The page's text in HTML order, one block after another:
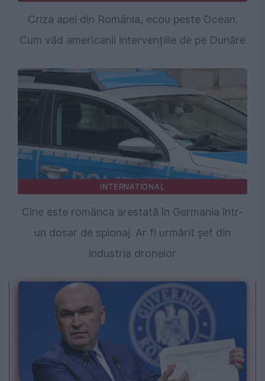
Criza apei din România, ecou peste Ocean.
Cum văd americanii intervențiile de pe Dunăre
INTERNATIONAL
Cine este românca arestată în Germania într-
un dosar de spionaj. Ar fi urmărit șef din
industria dronelor